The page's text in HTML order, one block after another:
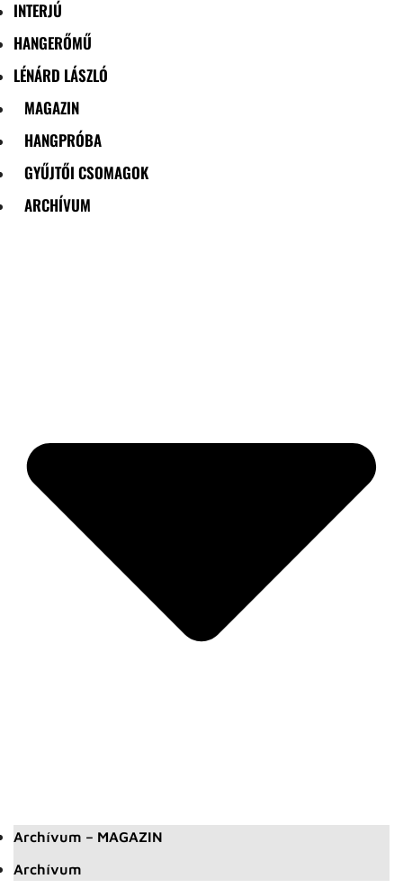
INTERJÚ
HANGERŐMŰ
LÉNÁRD LÁSZLÓ
MAGAZIN
HANGPRÓBA
GYŰJTŐI CSOMAGOK
ARCHÍVUM
Archívum – MAGAZIN
Archívum